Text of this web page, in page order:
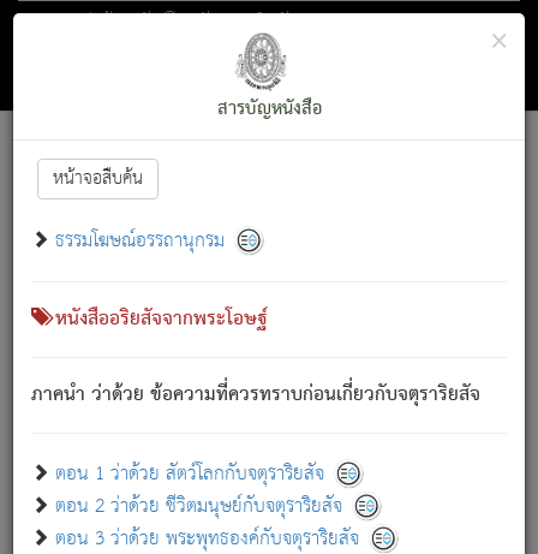
ตอน 1 ว่าด้วย สัตว์โลกกับจตุราริยสัจ
สารบัญ×
สารบัญหนังสือ
หน้าจอสืบค้น
ธรรมโฆษณ์อรรถานุกรม
หนังสืออริยสัจจากพระโอษฐ์
ภาคนำ ว่าด้วย ข้อความที่ควรทราบก่อนเกี่ยวกับจตุราริยสัจ
ตอน 1 ว่าด้วย สัตว์โลกกับจตุราริยสัจ
ตอน 2 ว่าด้วย ชีวิตมนุษย์กับจตุราริยสัจ
ตอน 3 ว่าด้วย พระพุทธองค์กับจตุราริยสัจ
Font :15 ]||
สัตว์โลกนี้ เกิดความเดือดร้อนแล้ว มีผัสสะบังหน้า
เขาสำคัญสิ่งใด โดยความเป็นประการใด แต่สิ่งนั้นย่อมเป็น
(ตามที่เป็นจริง) โดยประการอื่นจากที่เขาสำคัญนั้น
สัตว์โลกติดข้องอยู่ในภพ ถูกภพบังหน้าแล้ว มีภพโดยความ
เป็นอย่างอื่น (จากที่มันเป็นอยู่จริง) จึงได้เพลิดเพลินยิ่งนักในภพ
เขาเพลิดเพลินยิ่งนักในสิ่งใด สิ่งนั้นเป็นภัย (ที่เขาไม่รู้จัก)
เขากลัวต่อสิ่งใดสิ่งนั้นเป็นทุกข์
พรหมจรรย์นี้ อันบุคคลย่อมประพฤติ ก็เพื่อการละขาดซึ่ง